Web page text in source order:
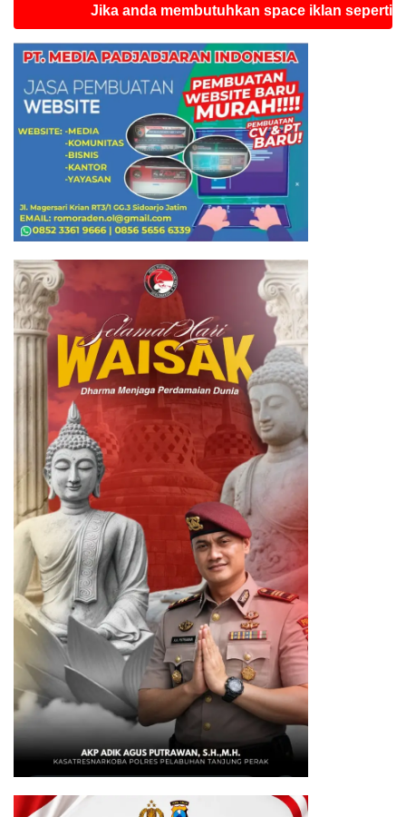
Jika anda membutuhkan space iklan seperti ini